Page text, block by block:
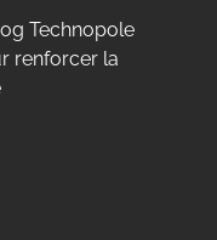
Technopole
renforcer la